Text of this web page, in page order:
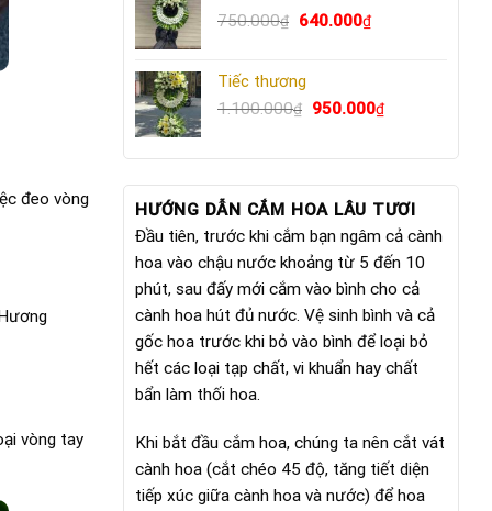
đeo vòng
vòng tay
640.000₫.
750.000₫
Giá
750.000₫.
640.000₫Giá
640.000₫.
Tiếc thương
1.100.000₫
Giá
950.000₫Giá
HƯỚNG DẪN CẮM HOA LÂU TƯƠI
Đầu tiên, trước khi cắm bạn ngâm cả cành
hoa vào chậu nước khoảng từ 5 đến 10
phút, sau đấy mới cắm vào bình cho cả
cành hoa hút đủ nước. Vệ sinh bình và cả
gốc hoa trước khi bỏ vào bình để loại bỏ
hết các loại tạp chất, vi khuẩn hay chất
bẩn làm thối hoa.
Khi bắt đầu cắm hoa, chúng ta nên cắt vát
cành hoa (cắt chéo 45 độ, tăng tiết diện
tiếp xúc giữa cành hoa và nước) để hoa